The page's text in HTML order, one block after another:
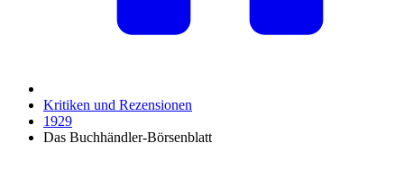
Kritiken und Rezensionen
1929
Das Buchhändler-Börsenblatt